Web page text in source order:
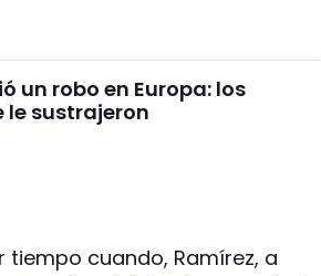
un robo en Europa: los
le sustrajeron
tiempo cuando, Ramírez, a